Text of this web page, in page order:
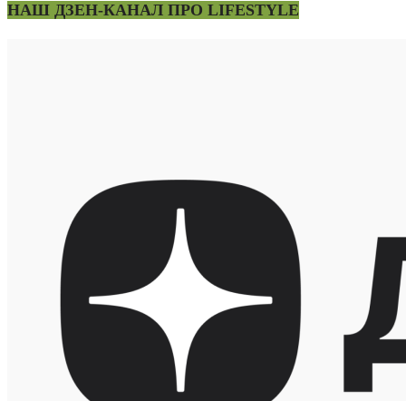
НАШ ДЗЕН-КАНАЛ ПРО LIFESTYLE